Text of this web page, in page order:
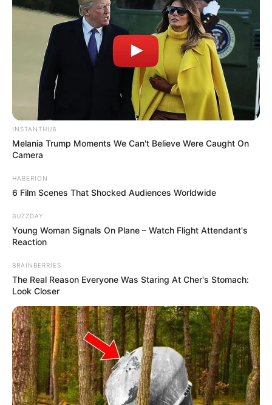
INSTANTHUB
Melania Trump Moments We Can't Believe Were Caught On
Camera
HABERION
6 Film Scenes That Shocked Audiences Worldwide
BUZZDAY
Young Woman Signals On Plane – Watch Flight Attendant's
Reaction
BRAINBERRIES
The Real Reason Everyone Was Staring At Cher's Stomach:
Look Closer